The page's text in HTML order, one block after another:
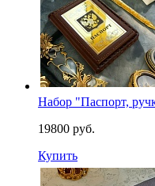
Набор "Паспорт,
19800 руб.
Купить